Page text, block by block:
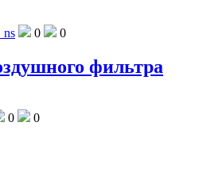
0 0
фильтра
0 0